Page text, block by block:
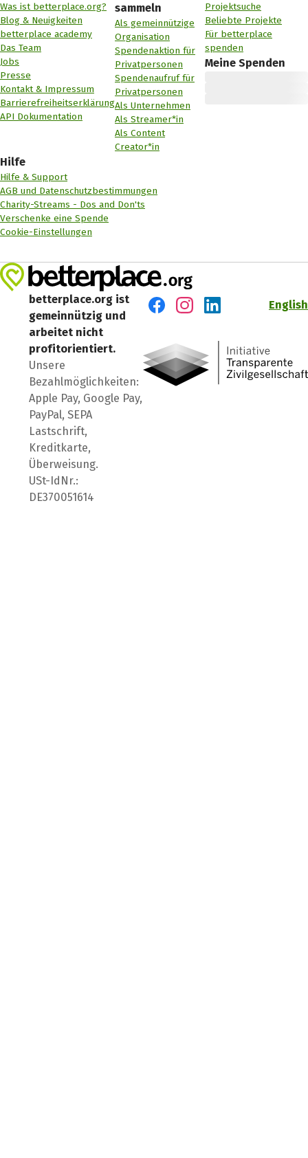
Was ist betterplace.org?
Blog & Neuigkeiten
betterplace academy
Das Team
Jobs
Presse
Kontakt & Impressum
Barrierefreiheitserklärung
API Dokumentation
sammeln
Als gemeinnützige
Organisation
Spendenaktion für
Privatpersonen
Spendenaufruf für
Privatpersonen
Als Unternehmen
Als Streamer*in
Als Content
Creator*in
Projektsuche
Beliebte Projekte
Für betterplace
spenden
Meine Spenden
Hilfe
Hilfe & Support
AGB und Datenschutzbestimmungen
Charity-Streams - Dos and Don'ts
Verschenke eine Spende
Cookie-Einstellungen
betterplace.org ist
gemeinnützig und
arbeitet nicht
profitorientiert.
Unsere
Bezahlmöglichkeiten:
Apple Pay, Google Pay,
PayPal, SEPA
Lastschrift,
Kreditkarte,
Überweisung.
USt-IdNr.:
DE370051614
English